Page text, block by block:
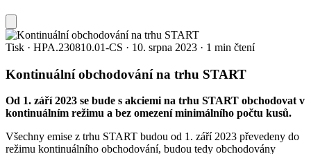
Tisk · HPA.230810.01-CS · 10. srpna 2023 · 1 min čtení
Kontinuální obchodování na trhu START
Od 1. září 2023 se bude s akciemi na trhu START obchodovat v
kontinuálním režimu a bez omezení minimálního počtu kusů.
Všechny emise z trhu START budou od 1. září 2023 převedeny do
režimu kontinuálního obchodování, budou tedy obchodovány